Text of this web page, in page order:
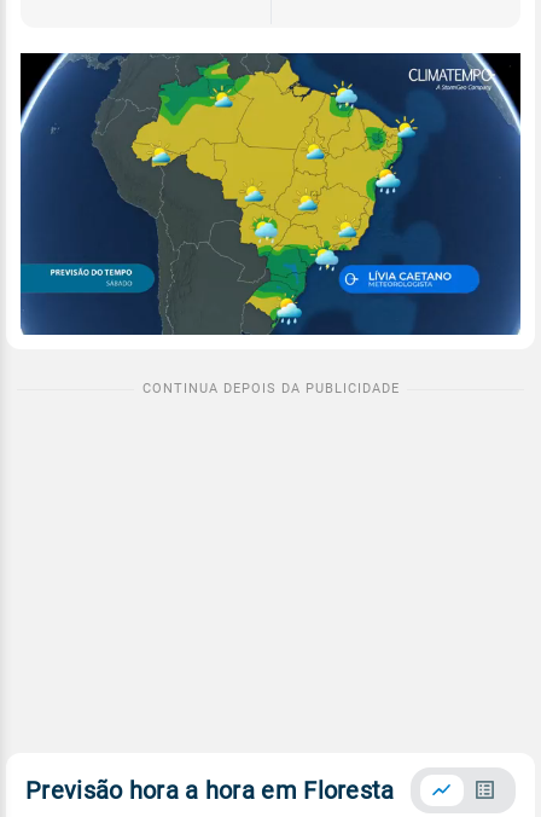
Previsão hora a hora em Floresta